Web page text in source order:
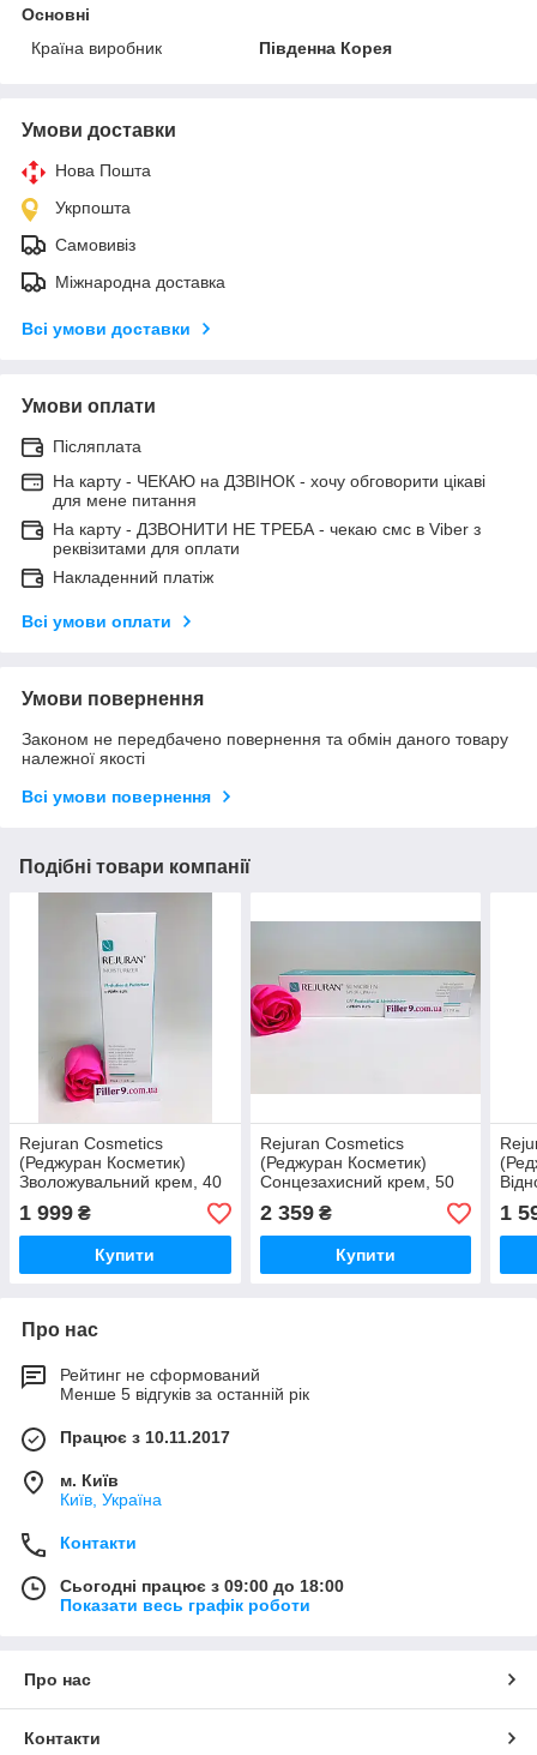
Основні
Країна виробник
Південна Корея
Умови доставки
Нова Пошта
Укрпошта
Самовивіз
Міжнародна доставка
Всі умови доставки
Умови оплати
Післяплата
На карту - ЧЕКАЮ на ДЗВІНОК - хочу обговорити цікаві
для мене питання
На карту - ДЗВОНИТИ НЕ ТРЕБА - чекаю смс в Viber з
реквізитами для оплати
Накладенний платіж
Всі умови оплати
Умови повернення
Законом не передбачено повернення та обмін даного товару
належної якості
Всі умови повернення
Подібні товари компанії
Rejuran Cosmetics
(Реджуран Косметик)
Зволожувальний крем, 40
мл
1 999 ₴
Купити
Rejuran Cosmetics
(Реджуран Косметик)
Сонцезахисний крем, 50
мл
2 359₴
Купити
1
Про нас
Рейтинг не сформований
Менше 5 відгуків за останній рік
Працює з 10.11.2017
м. Київ
Київ, Україна
Контакти
Сьогодні працює з 09:00 до 18:00
Показати весь графік роботи
Про нас
Контакти